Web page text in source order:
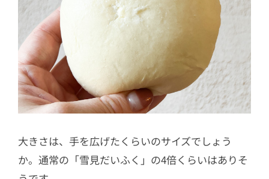
大きさは、手を広げたくらいのサイズでしょう
か。通常の「雪見だいふく」の4倍くらいはありそ